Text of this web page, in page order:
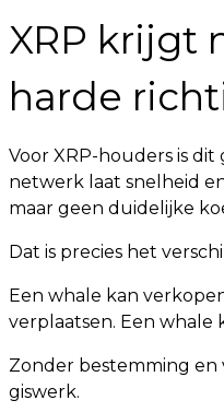
XRP krijgt
harde
Voor XRP-houders is
netwerk laat snelheid
maar geen duidelijke
Dat is precies het
Een whale kan
verplaatsen. Een
Zonder bestemming
giswerk.